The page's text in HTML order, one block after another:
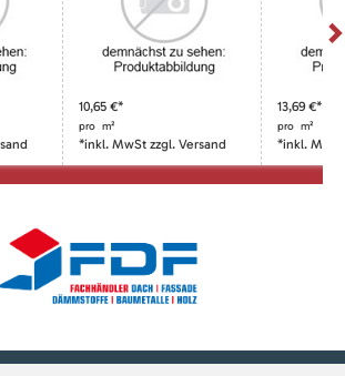
10,65 €*
pro m²
*inkl. MwSt zzgl. Versand
13,69 €*
pro m²
*inkl.